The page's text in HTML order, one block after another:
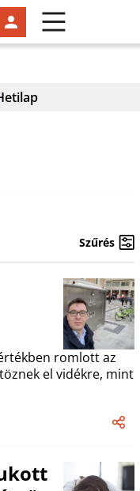
Szűrés
romlott az
el vidékre, mint